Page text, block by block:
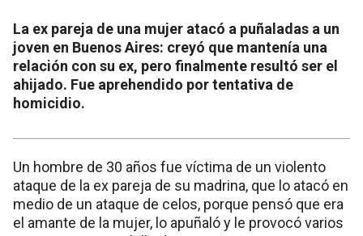
La ex pareja de una mujer atacó a puñaladas a un
joven en Buenos Aires: creyó que mantenía una
relación con su ex, pero finalmente resultó ser el
ahijado. Fue aprehendido por tentativa de
homicidio.
Un hombre de 30 años fue víctima de un violento
ataque de la ex pareja de su madrina, que lo atacó en
medio de un ataque de celos, porque pensó que era
el amante de la mujer, lo apuñaló y le provocó varios